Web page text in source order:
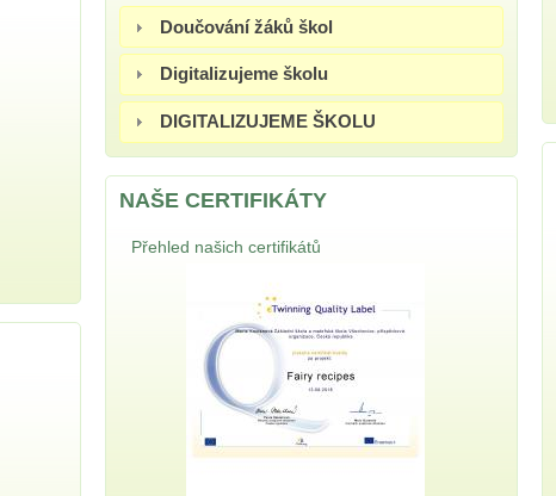
Doučování žáků škol
Digitalizujeme školu
DIGITALIZUJEME ŠKOLU
NAŠE CERTIFIKÁTY
Přehled našich certifikátů